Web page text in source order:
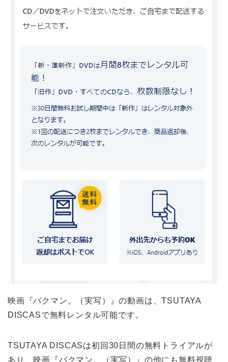
映画『バクマン。（実写）』の動画は、TSUTAYA
DISCASで無料レンタル可能です。
TSUTAYA DISCASは初回30日間の無料トライアルが
あり、映画『バクマン。（実写）』の他にも無料視聴